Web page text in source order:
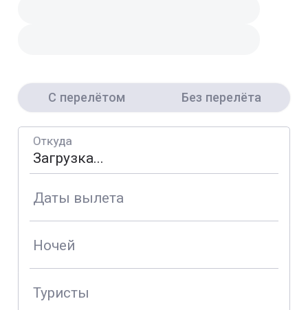
С перелётом Без перелёта
Откуда
Даты вылета
Ночей
Туристы